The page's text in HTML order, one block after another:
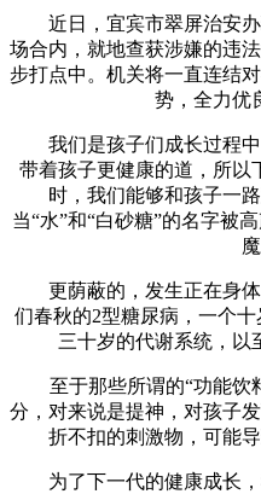
近日，宜宾市翠屏治安办
场合内，就地查获涉嫌的违
步打点中。机关将一直连结
势，全力优
我们是孩子们成长过程中
带着孩子更健康的道，所以
时，我们能够和孩子一
当“水”和“白砂糖”的名字被
更荫蔽的，发生正在身体
们春秋的2型糖尿病，一个
三十岁的代谢系统，以
至于那些所谓的“功能饮
分，对来说是提神，对孩子
折不扣的刺激物，可能
为了下一代的健康成长，